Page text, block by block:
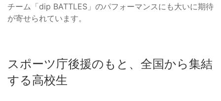
チーム「dip BATTLES」のパフォーマンスにも大いに期待
が寄せられています。
スポーツ庁後援のもと、全国から集結
する高校生